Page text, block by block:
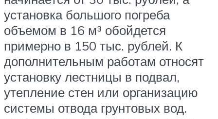
установка большого погреба
объемом в 16 м³ обойдется
примерно в 150 тыс. рублей. К
дополнительным работам относят
установку лестницы в подвал,
утепление стен или организацию
системы отвода грунтовых вод.